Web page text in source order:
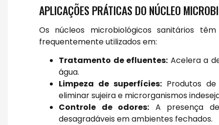
APLICAÇÕES PRÁTICAS DO NÚCLEO
Os núcleos microbiológicos sanitários
frequentemente utilizados em:
Tratamento de efluentes: Acelera a
água.
Limpeza de superfícies:Produtos de
eliminar sujeira e microrganismos
Controle de odores: A presença
desagradáveis em ambientes fechados.